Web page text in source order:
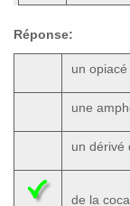
Réponse:
un opiacé
une
un dérivé
de la